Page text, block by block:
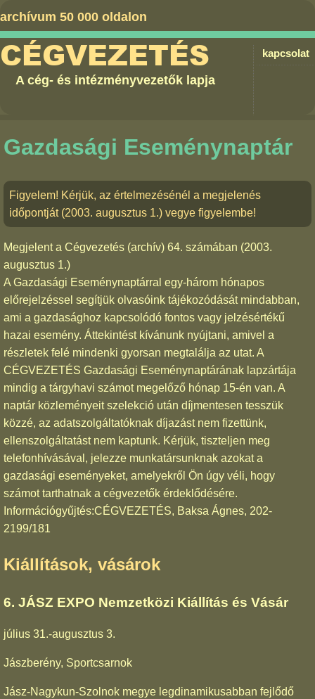
archívum 50 000 oldalon
kapcsolat
CÉGVEZETÉS
A cég- és intézményvezetők lapja
Gazdasági Eseménynaptár
Figyelem! Kérjük, az értelmezésénél a megjelenés
időpontját (2003. augusztus 1.) vegye figyelembe!
Megjelent a Cégvezetés (archív) 64. számában (2003.
augusztus 1.)
A Gazdasági Eseménynaptárral egy-három hónapos
előrejelzéssel segítjük olvasóink tájékozódását mindabban,
ami a gazdasághoz kapcsolódó fontos vagy jelzésértékű
hazai esemény. Áttekintést kívánunk nyújtani, amivel a
részletek felé mindenki gyorsan megtalálja az utat. A
CÉGVEZETÉS Gazdasági Eseménynaptárának lapzártája
mindig a tárgyhavi számot megelőző hónap 15-én van. A
naptár közleményeit szelekció után díjmentesen tesszük
közzé, az adatszolgáltatóknak díjazást nem fizettünk,
ellenszolgáltatást nem kaptunk. Kérjük, tiszteljen meg
telefonhívásával, jelezze munkatársunknak azokat a
gazdasági eseményeket, amelyekről Ön úgy véli, hogy
számot tarthatnak a cégvezetők érdeklődésére.
Információgyűjtés:CÉGVEZETÉS, Baksa Ágnes, 202-
2199/181
Kiállítások, vásárok
6. JÁSZ EXPO Nemzetközi Kiállítás és Vásár
július 31.-augusztus 3.
Jászberény, Sportcsarnok
Jász-Nagykun-Szolnok megye legdinamikusabban fejlődő